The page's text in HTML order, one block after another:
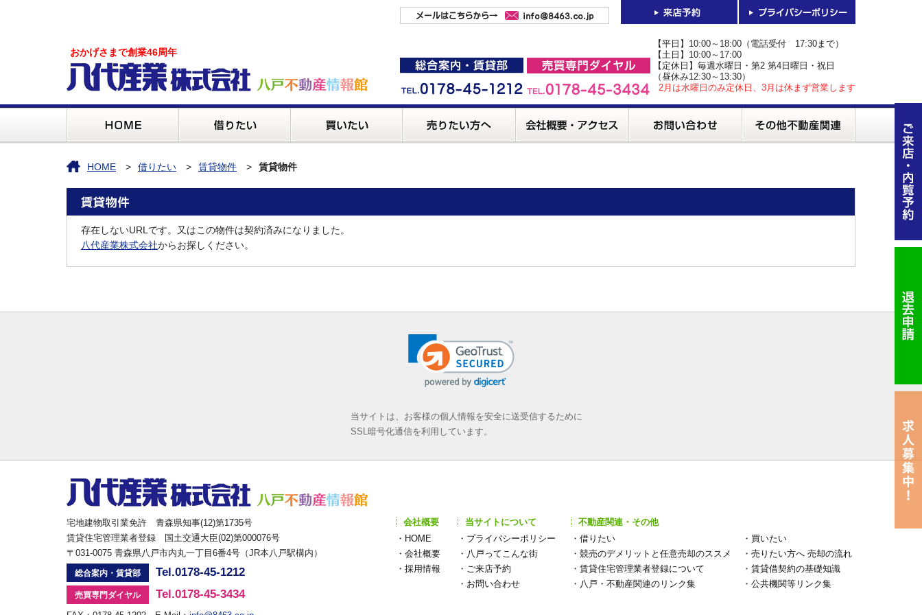
おかげさまで創業46周年
【平日】10:00～18:00（電話受付 17:30まで）
【土日】10:00～17:00
【定休日】毎週水曜日・第2 第4日曜日・祝日
（昼休み12:30～13:30）
2月は水曜日のみ定休日、3月は休まず営業します
HOME 借りたい 賃貸物件 賃貸物件
存在しないURLです。又はこの物件は契約済みになりました。
八代産業株式会社からお探しください。
当サイトは、お客様の個人情報を安全に送受信するために
SSL暗号化通信を利用しています。
宅地建物取引業免許 青森県知事(12)第1735号
賃貸住宅管理業者登録 国土交通大臣(02)第000076号
〒031-0075 青森県八戸市内丸一丁目6番4号（JR本八戸駅構内）
総合案内・賃貸部 Tel.0178-45-1212
売買専門ダイヤル Tel.0178-45-3434
会社概要
・ HOME
・ 会社概要
・ 採用情報
当サイトについて
・ プライバシーポリシー
・ 八戸ってこんな街
・ ご来店予約
・ お問い合わせ
不動産関連・その他
・ 借りたい ・ 買いたい
・ 競売のデメリットと任意売却のススメ ・ 売りたい方へ 売却の流れ
・ 賃貸住宅管理業者登録について ・ 賃貸借契約の基礎知識
・ 八戸・不動産関連のリンク集 ・ 公共機関等リンク集